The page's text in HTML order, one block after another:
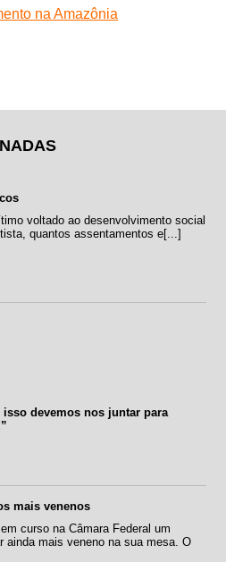
na Amazônia
voltado ao desenvolvimento social
quantos assentamentos e[...]
devemos nos juntar para
mais venenos
curso na Câmara Federal um
ainda mais veneno na sua mesa. O